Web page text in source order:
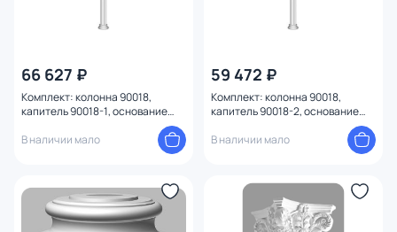
66 627 ₽
Комплект: колонна 90018,
капитель 90018-1, основание
90018-4 Decomaster 90018-SET1
В наличии мало
59 472 ₽
Комплект: колонна 90018,
капитель 90018-2, основание
90018-4 Decomaster 90018-SET2
В наличии мало